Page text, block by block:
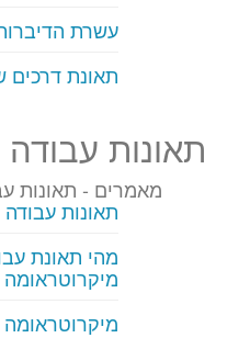
עשרת
תאונת דרכים
תאונות עבודה
מאמרים - תאונות
תאונות עבודה
מהי תאונת
מיקרוטראומה